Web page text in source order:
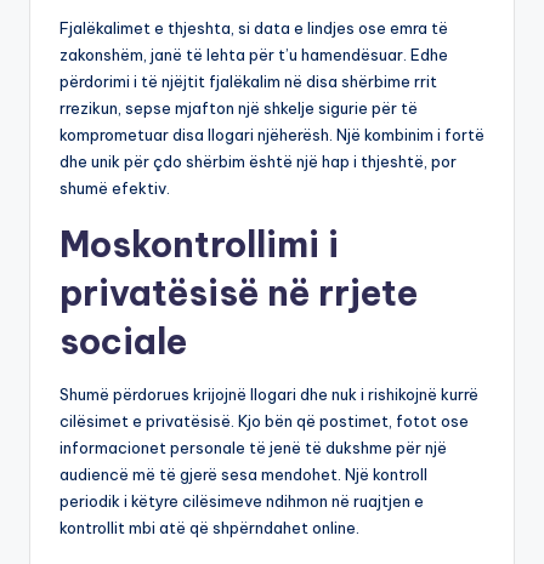
Fjalëkalimet e thjeshta, si data e lindjes ose emra të
zakonshëm, janë të lehta për t’u hamendësuar. Edhe
përdorimi i të njëjtit fjalëkalim në disa shërbime rrit
rrezikun, sepse mjafton një shkelje sigurie për të
komprometuar disa llogari njëherësh. Një kombinim i fortë
dhe unik për çdo shërbim është një hap i thjeshtë, por
shumë efektiv.
Moskontrollimi i
privatësisë në rrjete
sociale
Shumë përdorues krijojnë llogari dhe nuk i rishikojnë kurrë
cilësimet e privatësisë. Kjo bën që postimet, fotot ose
informacionet personale të jenë të dukshme për një
audiencë më të gjerë sesa mendohet. Një kontroll
periodik i këtyre cilësimeve ndihmon në ruajtjen e
kontrollit mbi atë që shpërndahet online.